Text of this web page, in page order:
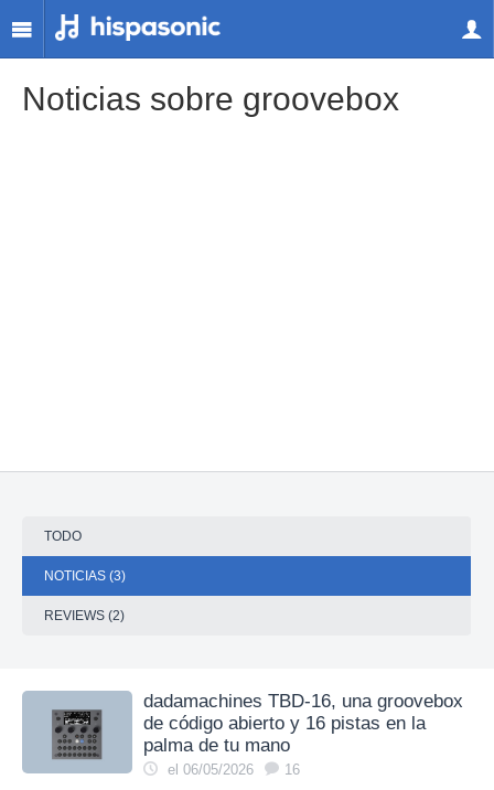
Noticias sobre groovebox
TODO
NOTICIAS (3)
REVIEWS (2)
dadamachines TBD‑16, una groovebox
de código abierto y 16 pistas en la
palma de tu mano
el 06/05/2026 16